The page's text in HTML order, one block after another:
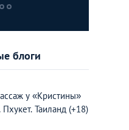
блоги
у «Кристины»
Пхукет. Таиланд (+18)